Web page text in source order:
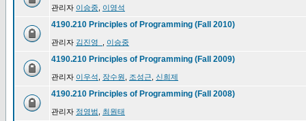
관리자 이승중 이영석
4190.210 Principles of Programming (Fall 2010)
관리자 김진영_ 이승중
4190.210 Principles of Programming (Fall 2009)
관리자 이우석 장수원 조성근 신희제
4190.210 Principles of Programming (Fall 2008)
관리자 정영범 최원태